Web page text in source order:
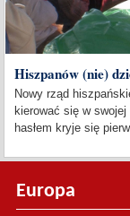
Hiszpanów (nie)
Nowy rząd
kierować się w swojej
hasłem kryje się
Europa